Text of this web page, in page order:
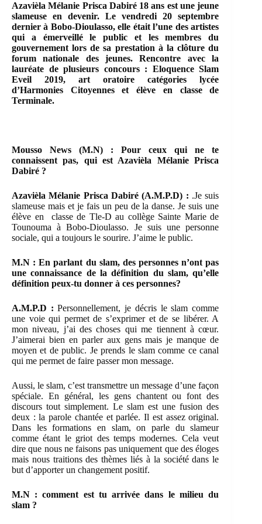
Azavièla Mélanie Prisca Dabiré 18 ans est une jeune
slameuse en devenir. Le vendredi 20 septembre
dernier à Bobo-Dioulasso, elle était l’une des artistes
qui a émerveillé le public et les membres du
gouvernement lors de sa prestation à la clôture du
forum nationale des jeunes. Rencontre avec la
lauréate de plusieurs concours : Eloquence Slam
Eveil 2019, art oratoire catégories lycée
d’Harmonies Citoyennes et élève en classe de
Terminale.
Mousso News (M.N) : Pour ceux qui ne te
connaissent pas, qui est Azavièla Mélanie Prisca
Dabiré ?
Azavièla Mélanie Prisca Dabiré (A.M.P.D) : .Je suis
slameuse mais et je fais un peu de la danse. Je suis une
élève en classe de Tle-D au collège Sainte Marie de
Tounouma à Bobo-Dioulasso. Je suis une personne
sociale, qui a toujours le sourire. J’aime le public.
M.N : En parlant du slam, des personnes n’ont pas
une connaissance de la définition du slam, qu’elle
définition peux-tu donner à ces personnes?
A.M.P.D : Personnellement, je décris le slam comme
une voie qui permet de s’exprimer et de se libérer. A
mon niveau, j’ai des choses qui me tiennent à cœur.
J’aimerai bien en parler aux gens mais je manque de
moyen et de public. Je prends le slam comme ce canal
qui me permet de faire passer mon message.
Aussi, le slam, c’est transmettre un message d’une façon
spéciale. En général, les gens chantent ou font des
discours tout simplement. Le slam est une fusion des
deux : la parole chantée et parlée. Il est assez original.
Dans les formations en slam, on parle du slameur
comme étant le griot des temps modernes. Cela veut
dire que nous ne faisons pas uniquement que des éloges
mais nous traitions des thèmes liés à la société dans le
but d’apporter un changement positif.
M.N : comment est tu arrivée dans le milieu du
slam ?